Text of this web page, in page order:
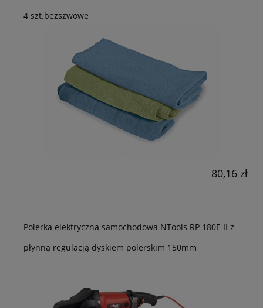
4 szt.bezszwowe
80,16 zł
Polerka elektryczna samochodowa NTools RP 180E II z
płynną regulacją dyskiem polerskim 150mm